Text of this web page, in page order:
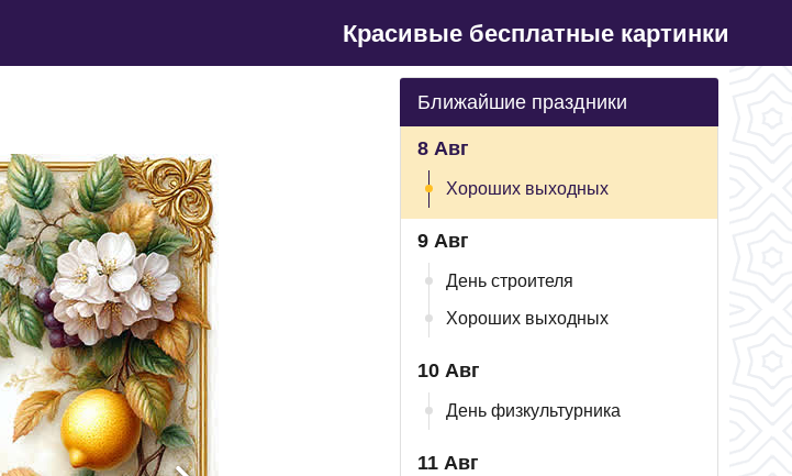
Красивые бесплатные картинки
Ближайшие праздники
8 Авг
Хороших выходных
9 Авг
День строителя
Хороших выходных
10 Авг
День физкультурника
11 Авг